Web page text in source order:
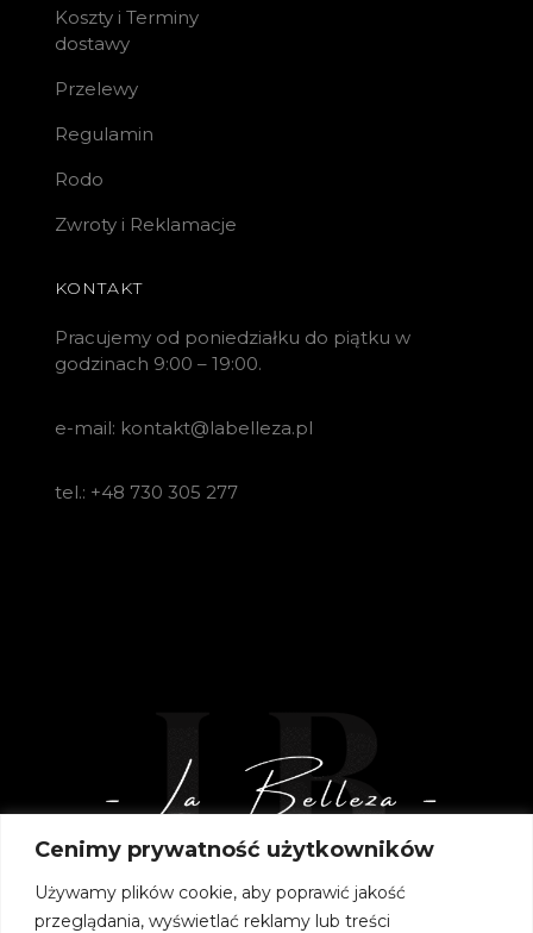
Cenimy prywatność użytkowników
Używamy plików cookie, aby poprawić jakość
przeglądania, wyświetlać reklamy lub treści
Koszty i Terminy
dostawy
Przelewy
Regulamin
Rodo
Zwroty i Reklamacje
KONTAKT
Pracujemy od poniedziałku do piątku w
godzinach 9:00 – 19:00.
e-mail: kontakt@labelleza.pl
tel.: +48 730 305 277